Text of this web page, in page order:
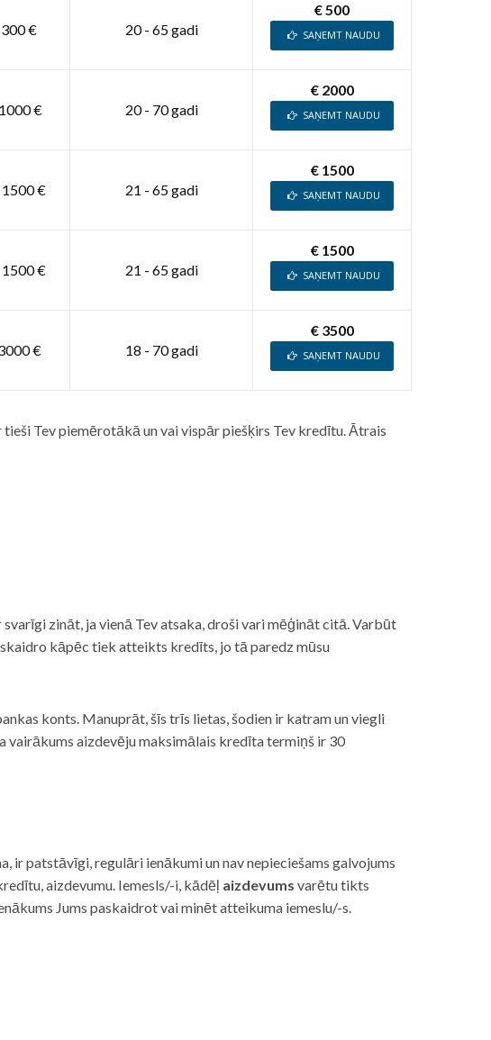
€ 20 - 65 gadi
€ 500
SAŅEMT NAUDU
€ 20 - 70 gadi
€ 2000
SAŅEMT NAUDU
1500 € 21 - 65 gadi
€ 1500
SAŅEMT NAUDU
1500 € 21 - 65 gadi
€ 1500
SAŅEMT NAUDU
€ 18 - 70 gadi
€ 3500
SAŅEMT NAUDU
Tev piemērotākā un vai vispār piešķirs Tev kredītu. Ātrais
zināt, ja vienā Tev atsaka, droši vari mēģināt citā. Varbūt
kāpēc tiek atteikts kredīts, jo tā paredz mūsu
konts. Manuprāt, šīs trīs lietas, šodien ir katram un viegli
vairākums aizdevēju maksimālais kredīta termiņš ir 30
ir patstāvīgi, regulāri ienākumi un nav nepieciešams galvojums
aizdevumu. Iemesls/-i, kādēļ aizdevums varētu tikts
Jums paskaidrot vai minēt atteikuma iemeslu/-s.